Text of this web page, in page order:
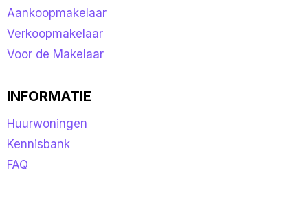
Aankoopmakelaar
Verkoopmakelaar
Voor de Makelaar
INFORMATIE
Huurwoningen
Kennisbank
FAQ